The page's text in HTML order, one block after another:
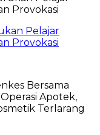
Pelajar
Provokasi